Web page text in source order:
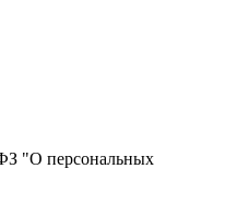
"О персональных